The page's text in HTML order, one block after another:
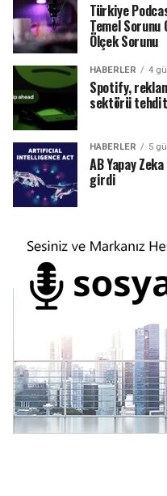
Türkiye
Temel
Ölçek Sorunu
HABERLER 4
Spotify,
sektörü
HABERLER 5
AB Yapay
girdi